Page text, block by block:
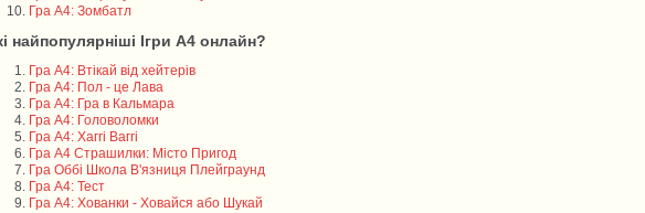
Гра А4: Зомбатл
найпопулярніші Ігри А4 онлайн?
Гра А4: Втікай від хейтерів
Гра А4: Пол - це Лава
Гра А4: Гра в Кальмара
Гра А4: Головоломки
Гра А4: Хаггі Ваггі
Гра А4 Страшилки: Місто Пригод
Гра Оббі Школа В'язниця Плейграунд
Гра А4: Тест
Гра А4: Хованки - Ховайся або Шукай